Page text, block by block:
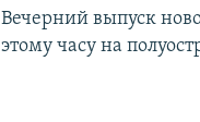
Вечерний выпуск
этому часу на